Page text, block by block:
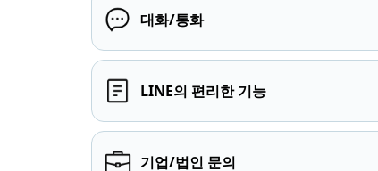
대화/통화
LINE의 편리한 기능
기업/법인 문의